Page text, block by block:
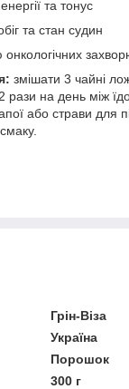
та тонус
та стан судин
змішати 3 чайні
рази на день між
або страви для
Грін-Віза
Україна
Порошок
300 г